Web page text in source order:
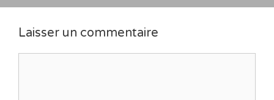
Laisser un commentaire